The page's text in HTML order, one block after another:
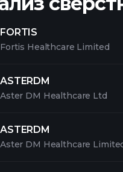
FORTIS
Fortis Healthcare Limited
ASTERDM
Aster DM Healthcare Ltd
ASTERDM
Aster DM Healthcare